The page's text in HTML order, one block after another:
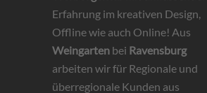
Erfahrung im kreativen Design,
Offline wie auch Online! Aus
Weingarten bei Ravensburg
arbeiten wir für Regionale und
überregionale Kunden aus